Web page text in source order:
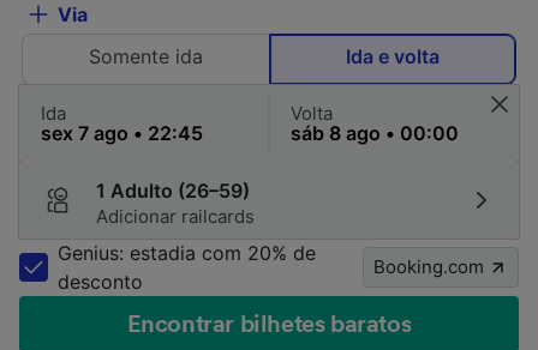
Via
Somente ida
Ida e volta
Ida Volta
1 Adulto (26–59)
Adicionar railcards
Genius: estadia com 20% de
desconto
Booking.com
Encontrar bilhetes baratos